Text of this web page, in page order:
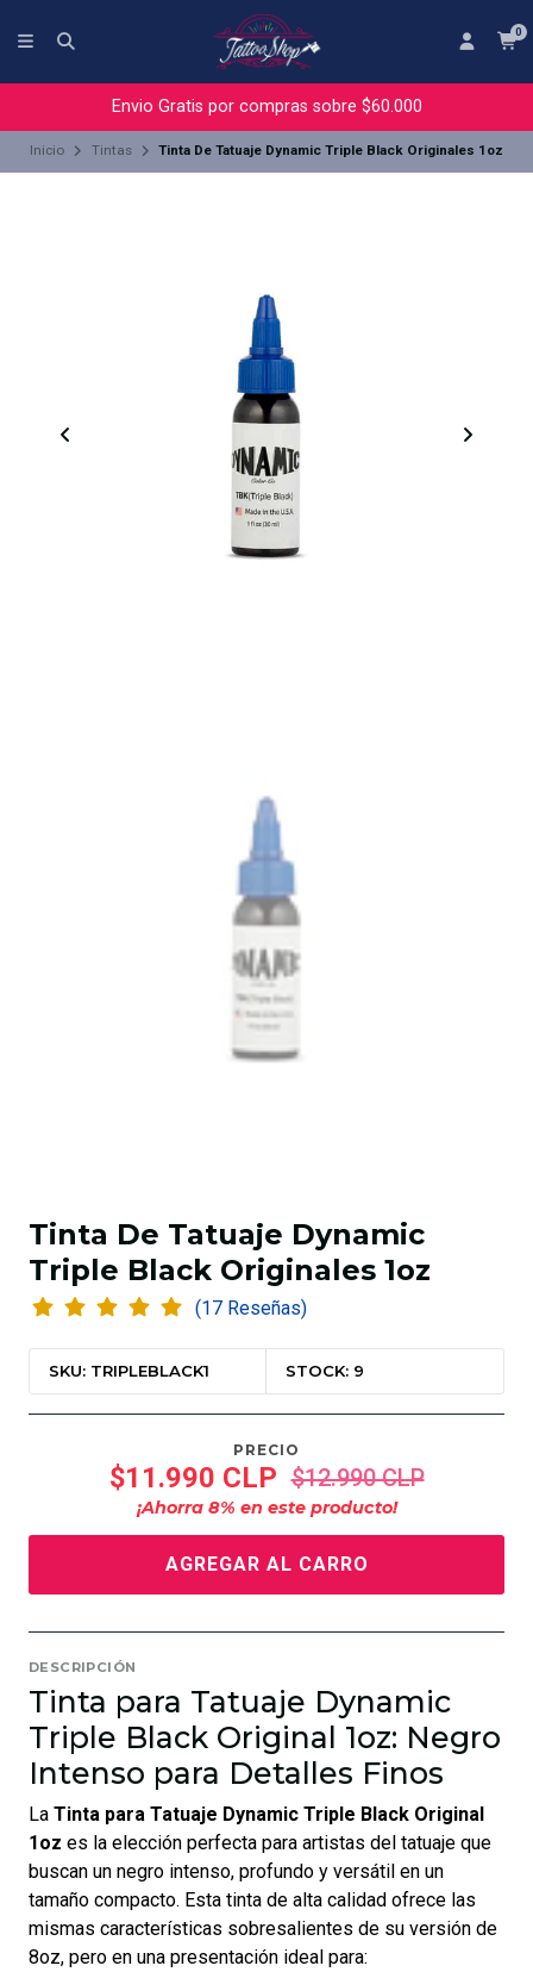
0
Envio Gratis por compras sobre $60.000
Inicio Tintas Tinta De Tatuaje Dynamic Triple Black Originales 1oz
Tinta De Tatuaje Dynamic
Triple Black Originales 1oz
(17 Reseñas)
SKU: TRIPLEBLACK1 STOCK: 9
PRECIO
$11.990 CLP $12.990 CLP
¡Ahorra 8% en este producto!
AGREGAR AL CARRO
DESCRIPCIÓN
Tinta para Tatuaje Dynamic
Triple Black Original 1oz: Negro
Intenso para Detalles Finos
La Tinta para Tatuaje Dynamic Triple Black Original
1oz es la elección perfecta para artistas del tatuaje que
buscan un negro intenso, profundo y versátil en un
tamaño compacto. Esta tinta de alta calidad ofrece las
mismas características sobresalientes de su versión de
8oz, pero en una presentación ideal para: